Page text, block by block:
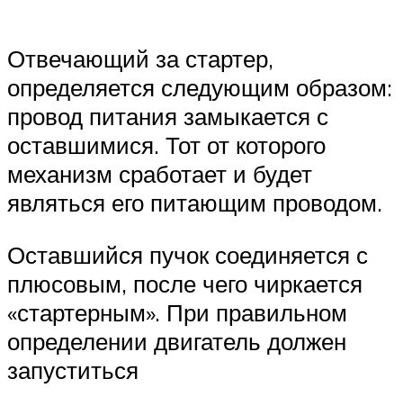
Отвечающий за стартер,
определяется следующим образом:
провод питания замыкается с
оставшимися. Тот от которого
механизм сработает и будет
являться его питающим проводом.
Оставшийся пучок соединяется с
плюсовым, после чего чиркается
«стартерным». При правильном
определении двигатель должен
запуститься